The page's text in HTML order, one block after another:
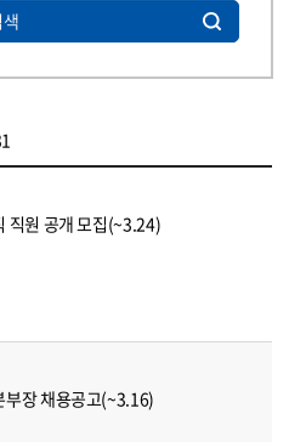
직원 공개 모집(~3.24)
부장 채용공고(~3.16)